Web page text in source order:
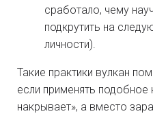
сработало, чему
подкрутить на
личности).
Такие практики вулкан
если применять подобное
накрывает», а вместо